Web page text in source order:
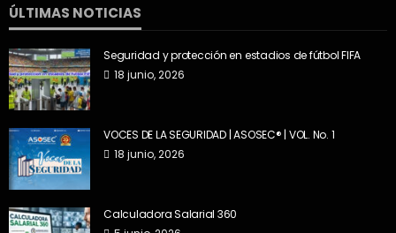
ÚLTIMAS NOTICIAS
Seguridad y protección en estadios de fútbol FIFA
18 junio, 2026
VOCES DE LA SEGURIDAD | ASOSEC® | VOL. No. 1
18 junio, 2026
Calculadora Salarial 360